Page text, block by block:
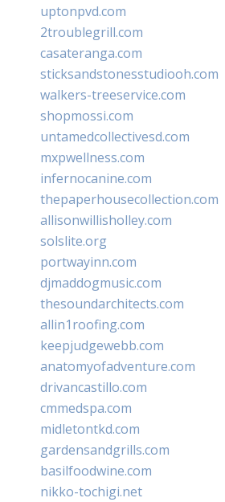
uptonpvd.com
2troublegrill.com
casateranga.com
sticksandstonesstudiooh.com
walkers-treeservice.com
shopmossi.com
untamedcollectivesd.com
mxpwellness.com
infernocanine.com
thepaperhousecollection.com
allisonwillisholley.com
solslite.org
portwayinn.com
djmaddogmusic.com
thesoundarchitects.com
allin1roofing.com
keepjudgewebb.com
anatomyofadventure.com
drivancastillo.com
cmmedspa.com
midletontkd.com
gardensandgrills.com
basilfoodwine.com
nikko-tochigi.net